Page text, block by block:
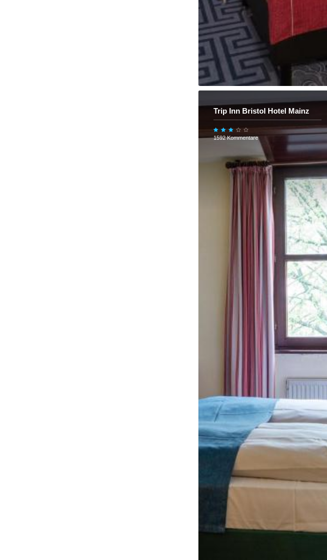
Trip Inn Bristol Hotel Mainz
1592 Kommentare